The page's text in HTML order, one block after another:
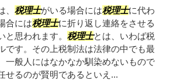
税理士がいる場合には税理士に代わ
合には税理士に折り返し連絡をさせる
と思われます。 税理士とは、いわば税
です。その上税制法は法律の中でも最
一般人にはなかなか馴染めないもので
せるのが賢明であるといえ...